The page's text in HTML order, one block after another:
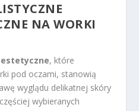
NA WORKI
, które
pod oczami, stanowią
wyglądu delikatnej skóry
wybieranych